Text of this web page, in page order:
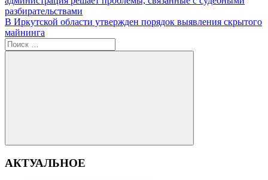
по
записям
разбирательствами
Следующая
запись:
В Иркутской области утвержден порядок выявления скрытого
майнинга
Поиск
для:
Поиск
АКТУАЛЬНОЕ